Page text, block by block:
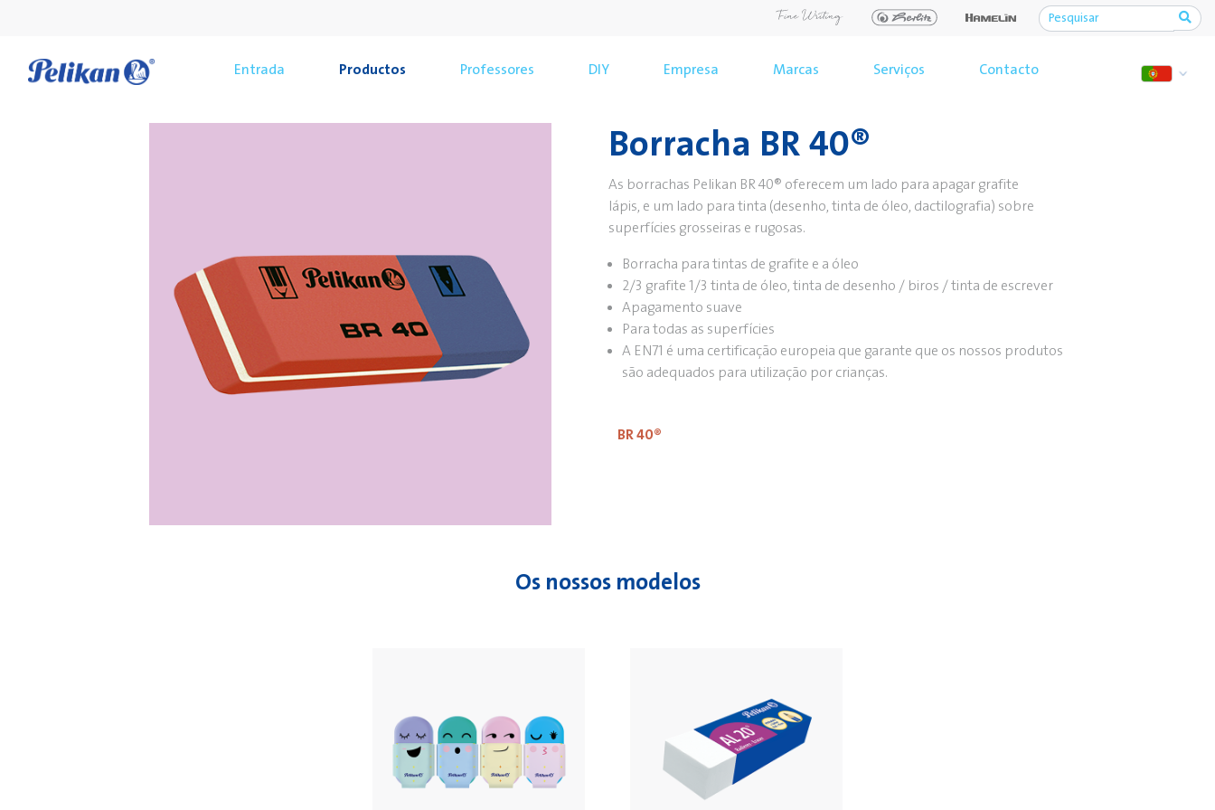
Entrada Productos Professores DIY Empresa Marcas Serviços Contacto
Borracha BR 40®
As borrachas Pelikan BR 40® oferecem um lado para apagar grafite
lápis, e um lado para tinta (desenho, tinta de óleo, dactilografia) sobre
superfícies grosseiras e rugosas.
Borracha para tintas de grafite e a óleo
2/3 grafite 1/3 tinta de óleo, tinta de desenho / biros / tinta de escrever
Apagamento suave
Para todas as superfícies
A EN71 é uma certificação europeia que garante que os nossos produtos
são adequados para utilização por crianças.
BR 40®
Os nossos modelos